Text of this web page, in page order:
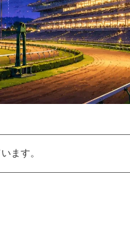
ます。